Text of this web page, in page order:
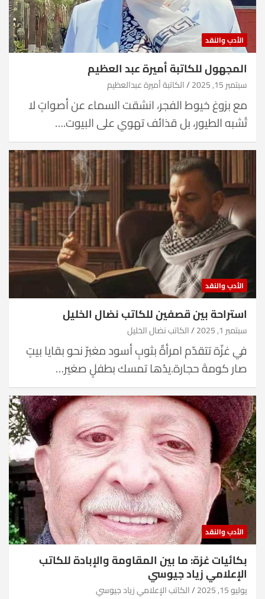
الأدب والنقد
المجهول للكاتبة أميرة عبد العظيم
سبتمبر 15, 2025 الكاتبة أميرة عبدالعظيم
مع بزوغ خيوط الفجر، انشقت السماء عن أصواتٍ لا
تُشبه الطيور، بل قذائف تهوي على البيوت.…
الأدب والنقد
استراحة بين قصفين للكاتب نضال الخليل
سبتمبر 1, 2025 الكاتب نضال الخليل
في غزّة تتقدّم امرأةٌ بثوبٍ أسود مغبرّ نحو بقايا بيتٍ
صار كومةَ حجارة.يدُها تمسك بطفلٍ صغير…
الأدب والنقد
بكائيات غزة: ما بين المقاومة والإبادة للكاتب
الإعلامي زياد جيوسي
يوليو 15, 2025 الكاتب الإعلامي زياد جيوسي